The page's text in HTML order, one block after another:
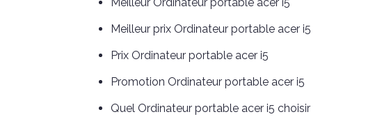
Meilleur Ordinateur portable acer i5
Meilleur prix Ordinateur portable acer i5
Prix Ordinateur portable acer i5
Promotion Ordinateur portable acer i5
Quel Ordinateur portable acer i5 choisir